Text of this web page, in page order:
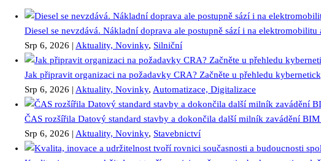
Diesel se nevzdává. Nákladní doprava ale postupně sází i na
Srp 6, 2026 | Aktuality, Novinky, Silniční
Jak připravit organizaci na požadavky CRA? Začněte u přehledu
Srp 6, 2026 | Aktuality, Novinky, Automatizace, Digitalizace
ČAS rozšířila Datový standard stavby a dokončila další milník zavádění BIM
Srp 6, 2026 | Aktuality, Novinky, Stavebnictví